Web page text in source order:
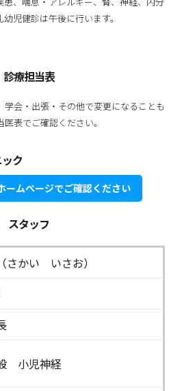
児健診は午後に行います。
診療担当表
会・出張・その他で変更になることも
表でご確認ください。
ク
ームページでご確認ください
スタッフ
かい いさお）
小児神経